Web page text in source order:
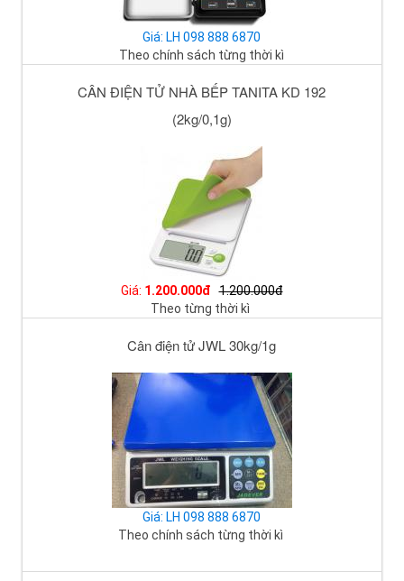
Giá: LH 098 888 6870
Theo chính sách từng thời kì
CÂN ĐIỆN TỬ NHÀ BẾP TANITA KD 192
(2kg/0,1g)
Giá: 1.200.000đ 1.200.000đ
Theo từng thời kì
Cân điện tử JWL 30kg/1g
Giá: LH 098 888 6870
Theo chính sách từng thời kì